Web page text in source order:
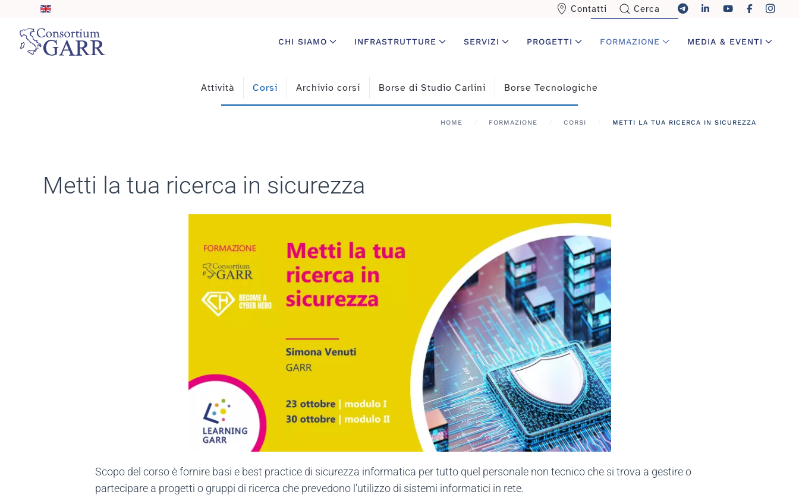
Skip to main content
Contatti Cerca
CHI SIAMO INFRASTRUTTURE SERVIZI PROGETTI FORMAZIONE MEDIA & EVENTI
Attività Corsi Archivio corsi Borse di Studio Carlini Borse Tecnologiche
HOME FORMAZIONE CORSI METTI LA TUA RICERCA IN SICUREZZA
Metti la tua ricerca in sicurezza
Scopo del corso è fornire basi e best practice di sicurezza informatica per tutto quel personale non tecnico che si trova a gestire o
partecipare a progetti o gruppi di ricerca che prevedono l'utilizzo di sistemi informatici in rete.